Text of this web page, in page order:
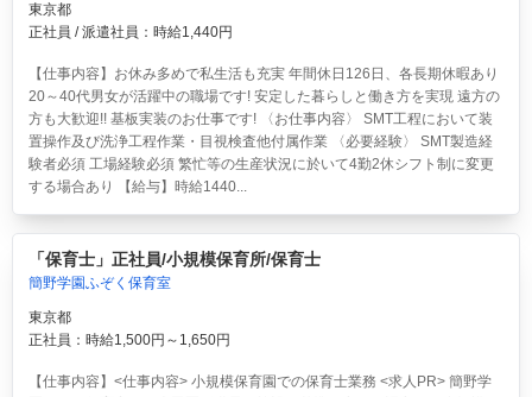
東京都
正社員 / 派遣社員：時給1,440円
【仕事内容】お休み多めで私生活も充実 年間休日126日、各長期休暇あり
20～40代男女が活躍中の職場です! 安定した暮らしと働き方を実現 遠方の
方も大歓迎!! 基板実装のお仕事です! 〈お仕事内容〉 SMT工程において装
置操作及び洗浄工程作業・目視検査他付属作業 〈必要経験〉 SMT製造経
験者必須 工場経験必須 繁忙等の生産状況に於いて4勤2休シフト制に変更
する場合あり 【給与】時給1440...
「保育士」正社員/小規模保育所/保育士
簡野学園ふぞく保育室
東京都
正社員：時給1,500円～1,650円
【仕事内容】<仕事内容> 小規模保育園での保育士業務 <求人PR> 簡野学